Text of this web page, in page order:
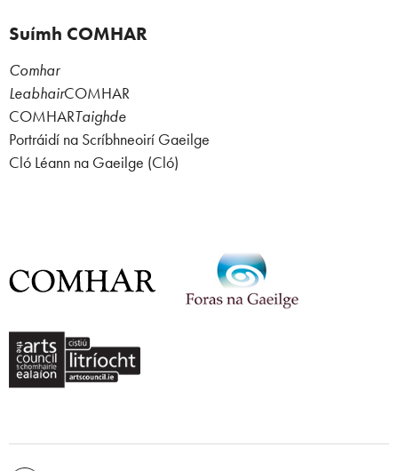
Suímh COMHAR
Comhar
LeabhairCOMHAR
COMHARTaighde
Portráidí na Scríbhneoirí Gaeilge
Cló Léann na Gaeilge (Cló)